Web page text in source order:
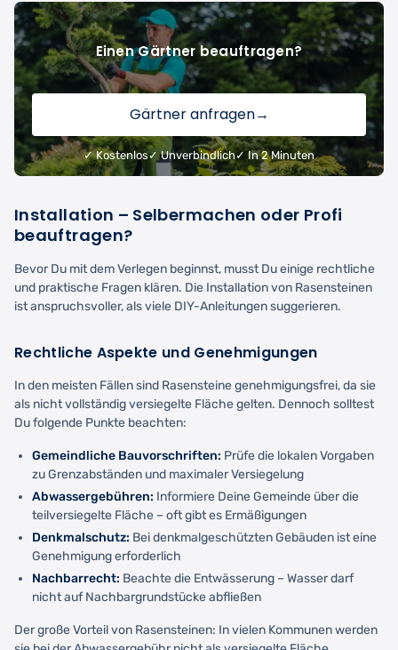
Einen Gärtner beauftragen?
Gärtner anfragen→
✓ Kostenlos✓ Unverbindlich ✓ In 2 Minuten
Installation – Selbermachen oder Profi
beauftragen?
Bevor Du mit dem Verlegen beginnst, musst Du einige rechtliche
und praktische Fragen klären. Die Installation von Rasensteinen
ist anspruchsvoller, als viele DIY-Anleitungen suggerieren.
Rechtliche Aspekte und Genehmigungen
In den meisten Fällen sind Rasensteine genehmigungsfrei, da sie
als nicht vollständig versiegelte Fläche gelten. Dennoch solltest
Du folgende Punkte beachten:
Gemeindliche Bauvorschriften: Prüfe die lokalen Vorgaben
zu Grenzabständen und maximaler Versiegelung
Abwassergebühren: Informiere Deine Gemeinde über die
teilversiegelte Fläche – oft gibt es Ermäßigungen
Denkmalschutz: Bei denkmalgeschützten Gebäuden ist eine
Genehmigung erforderlich
Nachbarrecht: Beachte die Entwässerung – Wasser darf
nicht auf Nachbargrundstücke abfließen
Der große Vorteil von Rasensteinen: In vielen Kommunen werden